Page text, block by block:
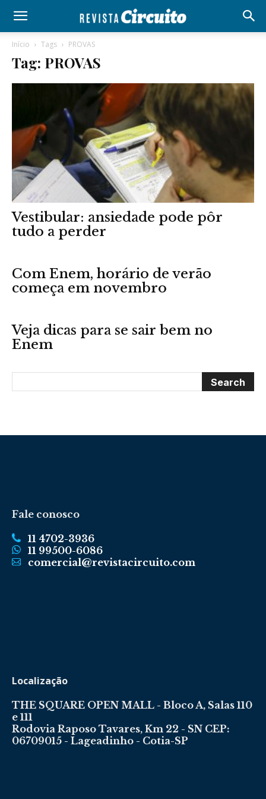
Início Tags PROVAS
Tag: PROVAS
Vestibular: ansiedade pode pôr
tudo a perder
Com Enem, horário de verão
começa em novembro
Veja dicas para se sair bem no
Enem
Fale conosco
11 4702-3936
11 99500-6086
comercial@revistacircuito.com
Localização
THE SQUARE OPEN MALL - Bloco A, Salas 110
e 111
Rodovia Raposo Tavares, Km 22 - SN CEP:
06709015 - Lageadinho - Cotia-SP